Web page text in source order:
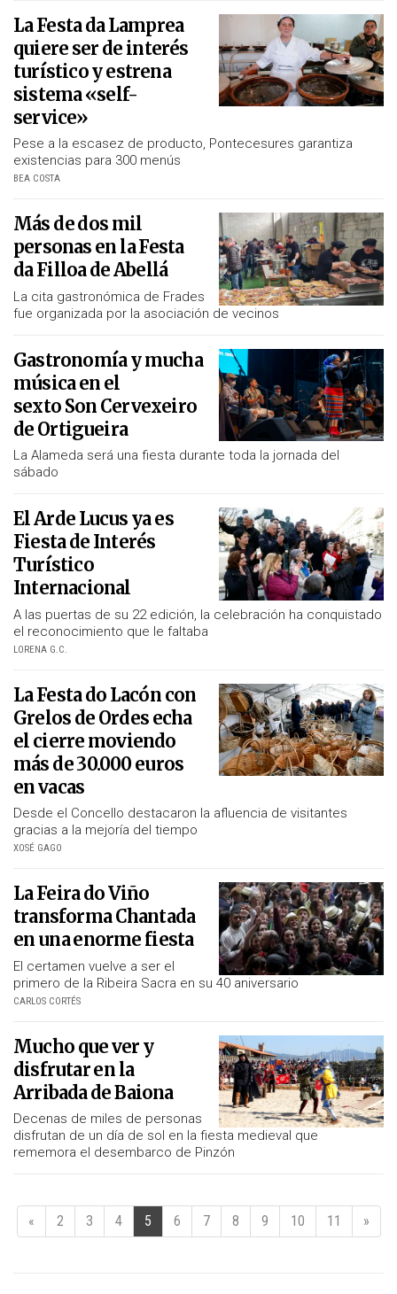
La Festa da Lamprea
quiere ser de interés
turístico y estrena
sistema «self-
service»
Pese a la escasez de producto, Pontecesures garantiza
existencias para 300 menús
BEA COSTA
Más de dos mil
personas en la Festa
da Filloa de Abellá
La cita gastronómica de Frades
fue organizada por la asociación de vecinos
Gastronomía y mucha
música en el
sexto Son Cervexeiro
de Ortigueira
La Alameda será una fiesta durante toda la jornada del
sábado
El Arde Lucus ya es
Fiesta de Interés
Turístico
Internacional
A las puertas de su 22 edición, la celebración ha conquistado
el reconocimiento que le faltaba
LORENA G.C.
La Festa do Lacón con
Grelos de Ordes echa
el cierre moviendo
más de 30.000 euros
en vacas
Desde el Concello destacaron la afluencia de visitantes
gracias a la mejoría del tiempo
XOSÉ GAGO
La Feira do Viño
transforma Chantada
en una enorme fiesta
El certamen vuelve a ser el
primero de la Ribeira Sacra en su 40 aniversario
CARLOS CORTÉS
Mucho que ver y
disfrutar en la
Arribada de Baiona
Decenas de miles de personas
disfrutan de un día de sol en la fiesta medieval que
rememora el desembarco de Pinzón
« 2 3 4 5 6 7 8 9 10 11 »